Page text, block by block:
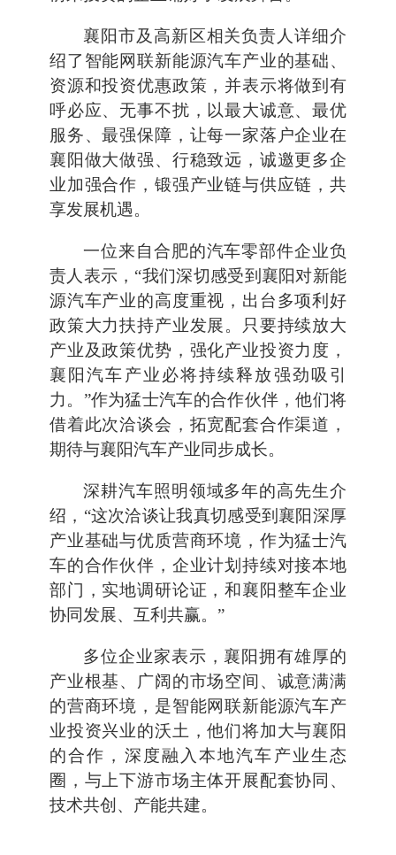
襄阳市及高新区相关负责人详细介
绍了智能网联新能源汽车产业的基础、
资源和投资优惠政策，并表示将做到有
呼必应、无事不扰，以最大诚意、最优
服务、最强保障，让每一家落户企业在
襄阳做大做强、行稳致远，诚邀更多企
业加强合作，锻强产业链与供应链，共
享发展机遇。
一位来自合肥的汽车零部件企业负
责人表示，“我们深切感受到襄阳对新能
源汽车产业的高度重视，出台多项利好
政策大力扶持产业发展。只要持续放大
产业及政策优势，强化产业投资力度，
襄阳汽车产业必将持续释放强劲吸引
力。”作为猛士汽车的合作伙伴，他们将
借着此次洽谈会，拓宽配套合作渠道，
期待与襄阳汽车产业同步成长。
深耕汽车照明领域多年的高先生介
绍，“这次洽谈让我真切感受到襄阳深厚
产业基础与优质营商环境，作为猛士汽
车的合作伙伴，企业计划持续对接本地
部门，实地调研论证，和襄阳整车企业
协同发展、互利共赢。”
多位企业家表示，襄阳拥有雄厚的
产业根基、广阔的市场空间、诚意满满
的营商环境，是智能网联新能源汽车产
业投资兴业的沃土，他们将加大与襄阳
的合作，深度融入本地汽车产业生态
圈，与上下游市场主体开展配套协同、
技术共创、产能共建。